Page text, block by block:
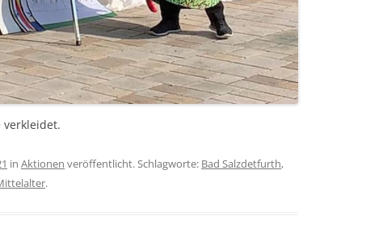
verkleidet.
in Aktionen veröffentlicht. Schlagworte: Bad Salzdetfurth,
.